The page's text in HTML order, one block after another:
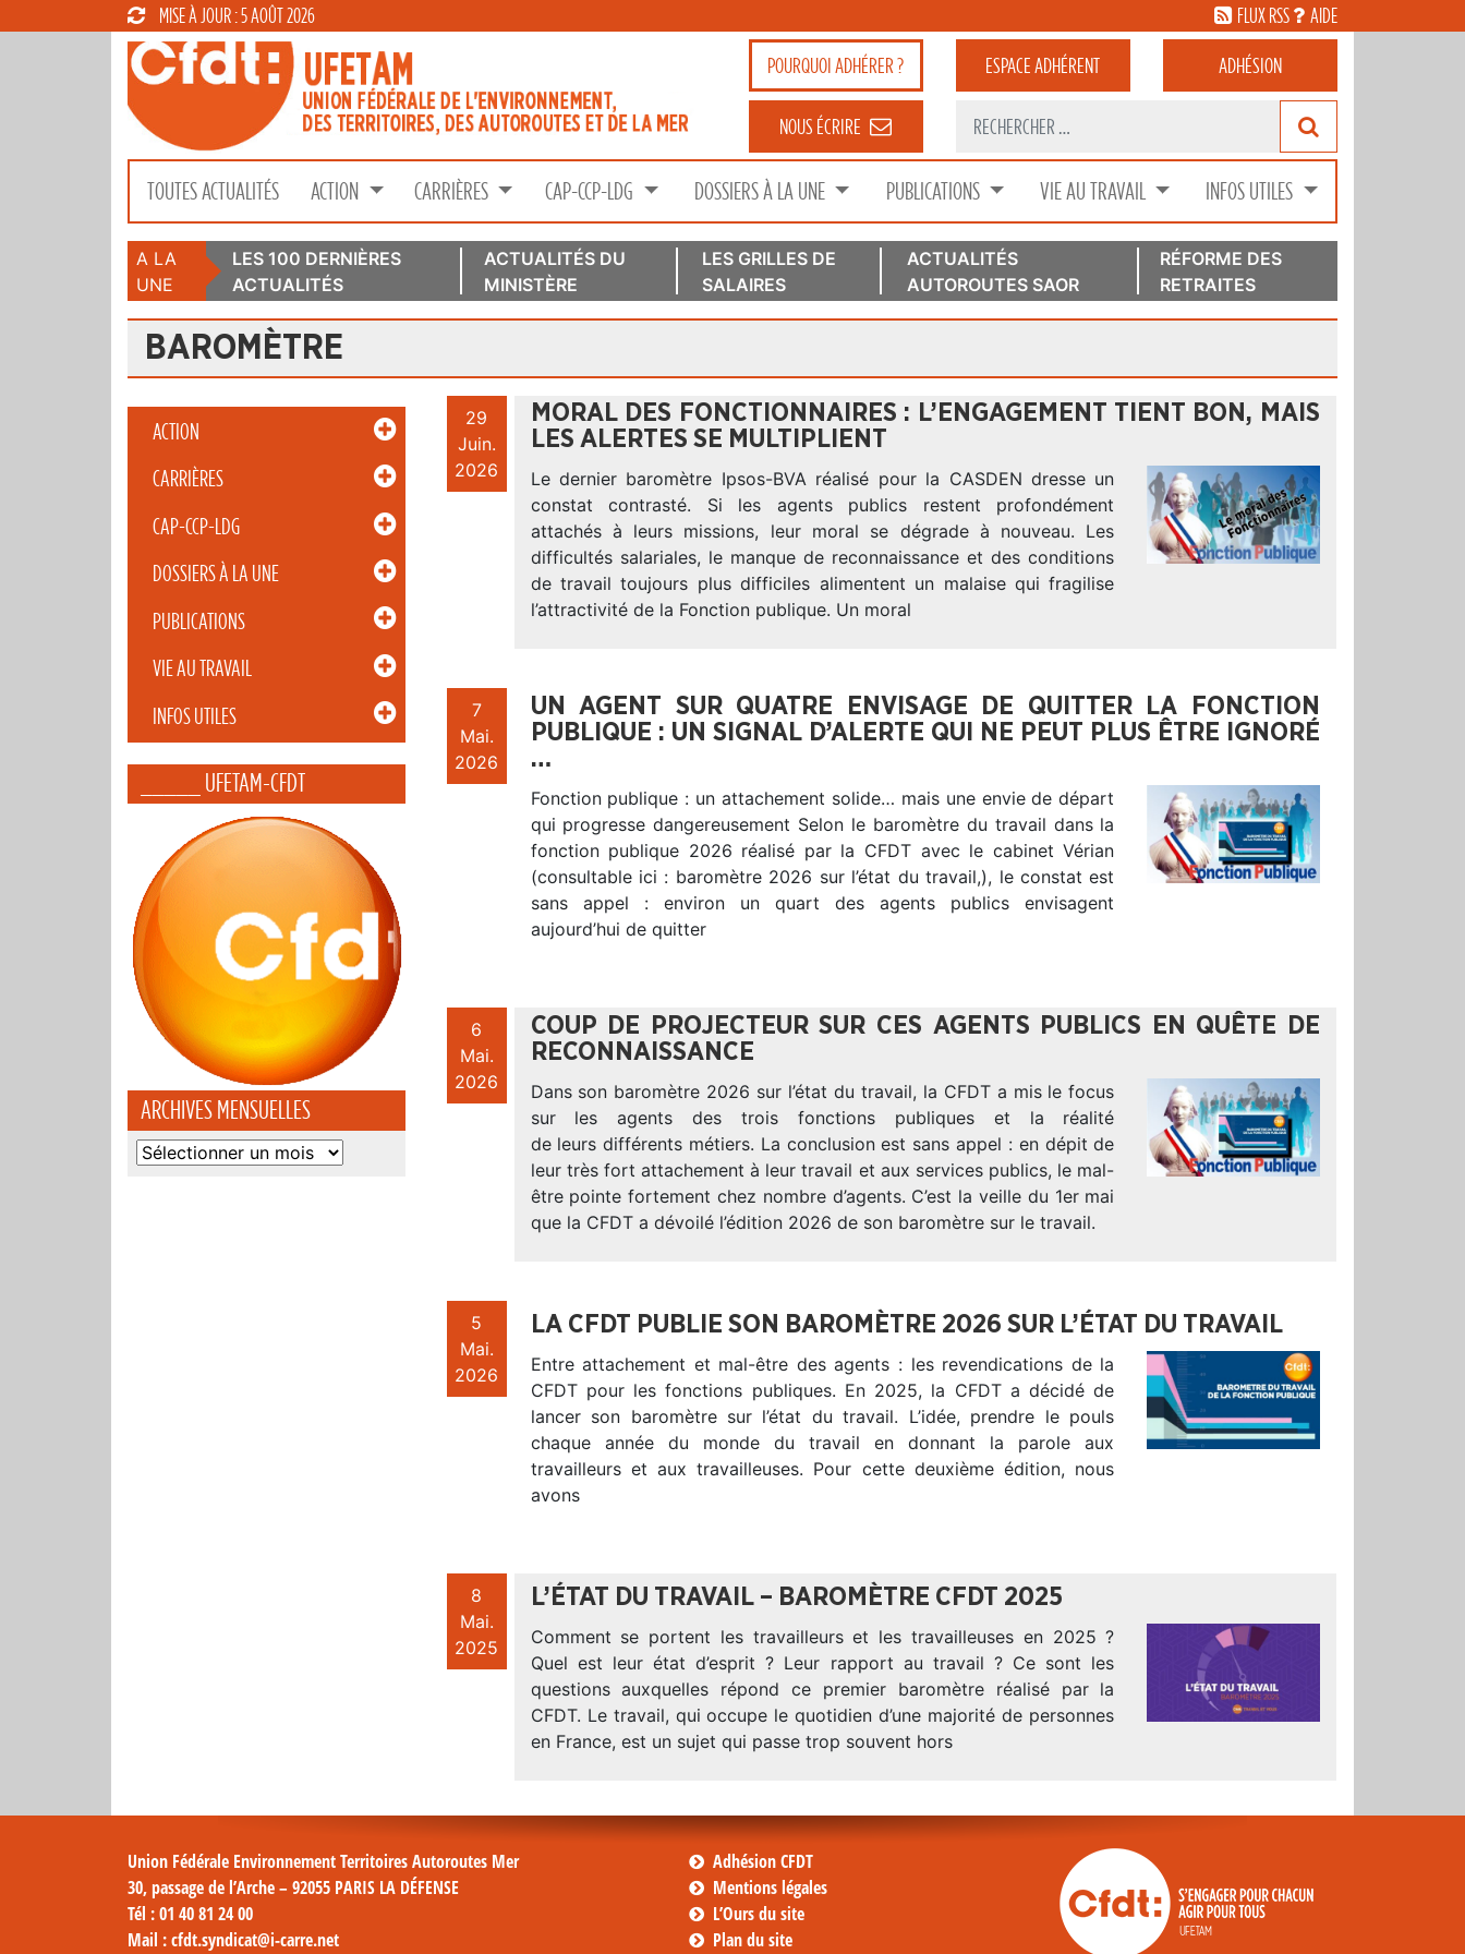
MISE À JOUR : 5 AOÛT 2026 FLUX RSS AIDE
POURQUOIADHÉRER ? ESPACEADHÉRENT ADHÉSION
NOUS ÉCRIRE
TOUTES ACTUALITÉS ACTION CARRIÈRES CAP-CCP-LDG DOSSIERS À LA UNE PUBLICATIONS VIE AU TRAVAIL INFOS UTILES
A LA
UNE
LES 100 DERNIÈRES
ACTUALITÉS
ACTUALITÉS DU
MINISTÈRE
LES GRILLES DE
SALAIRES
ACTUALITÉS
AUTOROUTES SAOR
RÉFORME DES
RETRAITES
BAROMÈTRE
ACTION
CARRIÈRES
CAP-CCP-LDG
DOSSIERS À LA UNE
PUBLICATIONS
VIE AU TRAVAIL
INFOS UTILES
_____ UFETAM-CFDT
ARCHIVES MENSUELLES
Archives
29
Juin.
2026
MORAL DES FONCTIONNAIRES : L’ENGAGEMENT TIENT BON, MAIS
LES ALERTES SE MULTIPLIENT
Le dernier baromètre Ipsos-BVA réalisé pour la CASDEN dresse un
constat contrasté. Si les agents publics restent profondément
attachés à leurs missions, leur moral se dégrade à nouveau. Les
difficultés salariales, le manque de reconnaissance et des conditions
de travail toujours plus difficiles alimentent un malaise qui fragilise
l’attractivité de la Fonction publique. Un moral
7
Mai.
2026
UN AGENT SUR QUATRE ENVISAGE DE QUITTER LA FONCTION
PUBLIQUE : UN SIGNAL D’ALERTE QUI NE PEUT PLUS ÊTRE IGNORÉ
…
Fonction publique : un attachement solide… mais une envie de départ
qui progresse dangereusement Selon le baromètre du travail dans la
fonction publique 2026 réalisé par la CFDT avec le cabinet Vérian
(consultable ici : baromètre 2026 sur l’état du travail,), le constat est
sans appel : environ un quart des agents publics envisagent
aujourd’hui de quitter
6
Mai.
2026
COUP DE PROJECTEUR SUR CES AGENTS PUBLICS EN QUÊTE DE
RECONNAISSANCE
Dans son baromètre 2026 sur l’état du travail, la CFDT a mis le focus
sur les agents des trois fonctions publiques et la réalité
de leurs différents métiers. La conclusion est sans appel : en dépit de
leur très fort attachement à leur travail et aux services publics, le mal-
être pointe fortement chez nombre d’agents. C’est la veille du 1er mai
que la CFDT a dévoilé l’édition 2026 de son baromètre sur le travail.
5
Mai.
2026
LA CFDT PUBLIE SON BAROMÈTRE 2026 SUR L’ÉTAT DU TRAVAIL
Entre attachement et mal-être des agents : les revendications de la
CFDT pour les fonctions publiques. En 2025, la CFDT a décidé de
lancer son baromètre sur l’état du travail. L’idée, prendre le pouls
chaque année du monde du travail en donnant la parole aux
travailleurs et aux travailleuses. Pour cette deuxième édition, nous
avons
8
Mai.
2025
L’ÉTAT DU TRAVAIL – BAROMÈTRE CFDT 2025
Comment se portent les travailleurs et les travailleuses en 2025 ?
Quel est leur état d’esprit ? Leur rapport au travail ? Ce sont les
questions auxquelles répond ce premier baromètre réalisé par la
CFDT. Le travail, qui occupe le quotidien d’une majorité de personnes
en France, est un sujet qui passe trop souvent hors
Union Fédérale Environnement Territoires Autoroutes Mer
30, passage de l’Arche – 92055 PARIS LA DÉFENSE
Tél : 01 40 81 24 00
Mail : cfdt.syndicat@i-carre.net
Adhésion CFDT
Mentions légales
L’Ours du site
Plan du site